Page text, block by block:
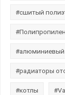
#сшитый
#алюминиевый
#радиаторы
#котлы